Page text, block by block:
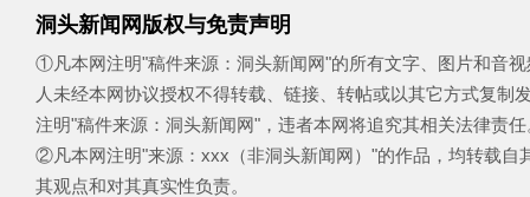
洞头新闻网版权与免责声明
①凡本网注明"稿件来源：洞头新闻网"的所有文字、图片和音
人未经本网协议授权不得转载、链接、转帖或以其它方式复
注明"稿件来源：洞头新闻网"，违者本网将追究其相关法律责任
②凡本网注明"来源：xxx（非洞头新闻网）"的作品，均转载自
其观点和对其真实性负责。